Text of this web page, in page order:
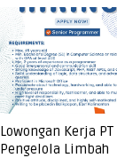
Lowongan Kerja PT
Pengelola Limbah